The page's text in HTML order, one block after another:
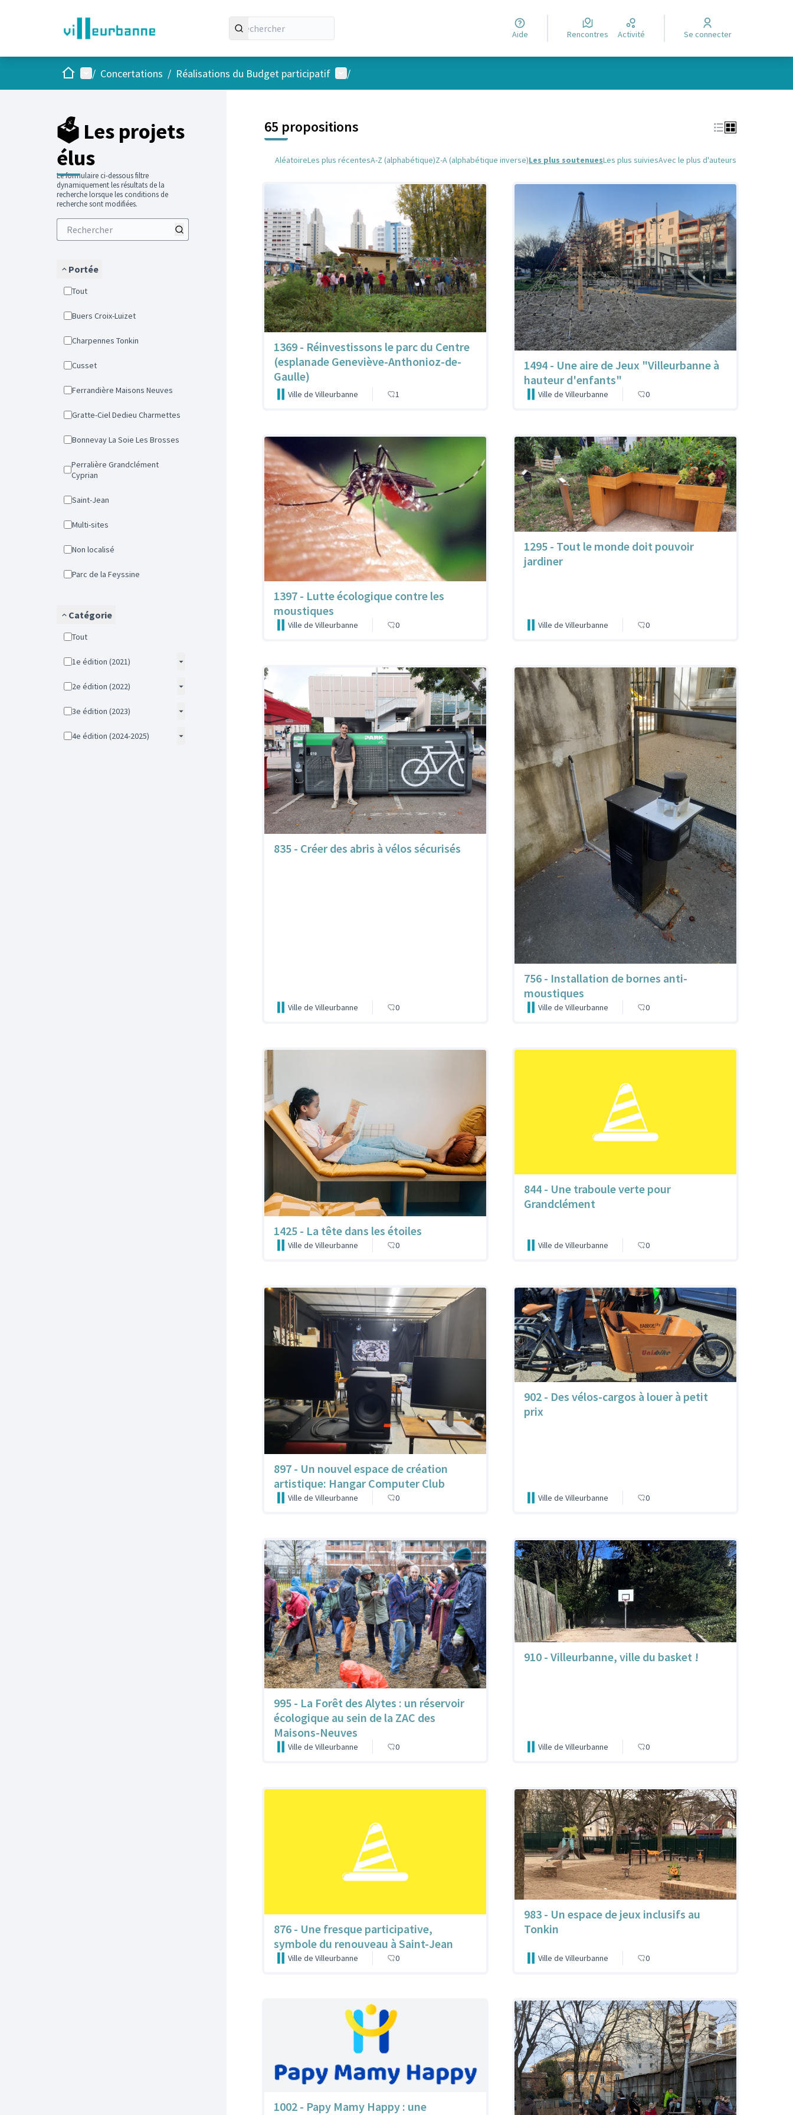
Aide Rencontres Activité Se connecter
AccueilMenu principal
/ Concertations / Réalisations du Budget participatif Menu utilisateur
/
🗳️ Les projets
élus
Le formulaire ci-dessous filtre
dynamiquement les résultats de la
recherche lorsque les conditions de
recherche sont modifiées.
Portée
Tout
Buers Croix-Luizet
Charpennes Tonkin
Cusset
Ferrandière Maisons Neuves
Gratte-Ciel Dedieu Charmettes
Bonnevay La Soie Les Brosses
Perralière Grandclément
Cyprian
Saint-Jean
Multi-sites
Non localisé
Parc de la Feyssine
Catégorie
Tout
1e édition (2021)
2e édition (2022)
3e édition (2023)
4e édition (2024-2025)
65 propositions
AléatoireLes plus récentesA-Z (alphabétique)Z-A (alphabétique inverse)Les plus soutenuesLes plus suiviesAvec le plus d'auteurs
1369 - Réinvestissons le parc du Centre
(esplanade Geneviève-Anthonioz-de-
Gaulle)
Ville de Villeurbanne 1
1494 - Une aire de Jeux "Villeurbanne à
hauteur d'enfants"
Ville de Villeurbanne 0
1397 - Lutte écologique contre les
moustiques
Ville de Villeurbanne 0
1295 - Tout le monde doit pouvoir
jardiner
Ville de Villeurbanne 0
835 - Créer des abris à vélos sécurisés
Ville de Villeurbanne 0
756 - Installation de bornes anti-
moustiques
Ville de Villeurbanne 0
1425 - La tête dans les étoiles
Ville de Villeurbanne 0
844 - Une traboule verte pour
Grandclément
Ville de Villeurbanne 0
897 - Un nouvel espace de création
artistique: Hangar Computer Club
Ville de Villeurbanne 0
902 - Des vélos-cargos à louer à petit
prix
Ville de Villeurbanne 0
995 - La Forêt des Alytes : un réservoir
écologique au sein de la ZAC des
Maisons-Neuves
Ville de Villeurbanne 0
910 - Villeurbanne, ville du basket !
Ville de Villeurbanne 0
876 - Une fresque participative,
symbole du renouveau à Saint-Jean
Ville de Villeurbanne 0
983 - Un espace de jeux inclusifs au
Tonkin
Ville de Villeurbanne 0
1002 - Papy Mamy Happy : une